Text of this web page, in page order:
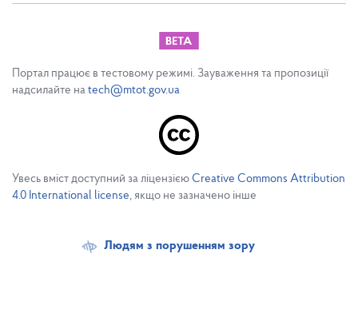
Портал працює в тестовому режимі. Зауваження та пропозиції
надсилайте на tech@mtot.gov.ua
Увесь вміст доступний за ліцензією Creative Commons Attribution
4.0 International license, якщо не зазначено інше
Людям з порушенням зору